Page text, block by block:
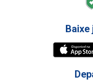
Baixe